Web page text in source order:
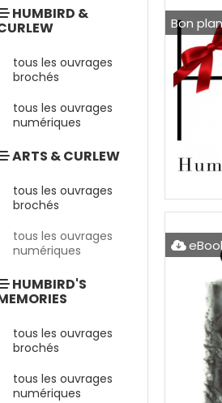
HUMBIRD &
tous les ouvrages
brochés
tous les ouvrages
numériques
ARTS & CURLEW
tous les ouvrages
brochés
tous les ouvrages
numériques
HUMBIRD'S
tous les ouvrages
brochés
tous les ouvrages
numériques
Bon plan